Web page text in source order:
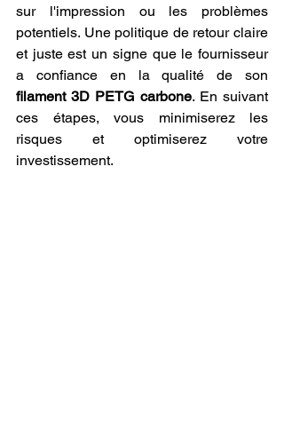
sur l'impression ou les problèmes
potentiels. Une politique de retour claire
et juste est un signe que le fournisseur
filament 3D PETG carbone. En suivant
ces étapes, vous minimiserez les
risques et optimiserez votre
investissement.